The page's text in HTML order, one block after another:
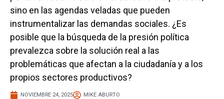
sino en las agendas veladas que pueden
instrumentalizar las demandas sociales. ¿Es
posible que la búsqueda de la presión política
prevalezca sobre la solución real a las
problemáticas que afectan a la ciudadanía y a los
propios sectores productivos?
NOVIEMBRE 24, 2025
MIKE ABURTO